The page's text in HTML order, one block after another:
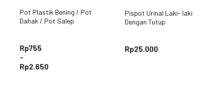
Pot Plastik Bening / Pot
Dahak / Pot Salep
Rp755
–
Rp2.650
Pispot Urinal Laki- laki
Dengan Tutup
Rp25.000